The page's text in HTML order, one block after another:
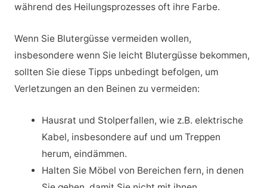
während des Heilungsprozesses oft ihre Farbe.
Wenn Sie Blutergüsse vermeiden wollen,
insbesondere wenn Sie leicht Blutergüsse bekommen,
sollten Sie diese Tipps unbedingt befolgen, um
Verletzungen an den Beinen zu vermeiden:
Hausrat und Stolperfallen, wie z.B. elektrische
Kabel, insbesondere auf und um Treppen
herum, eindämmen.
Halten Sie Möbel von Bereichen fern, in denen